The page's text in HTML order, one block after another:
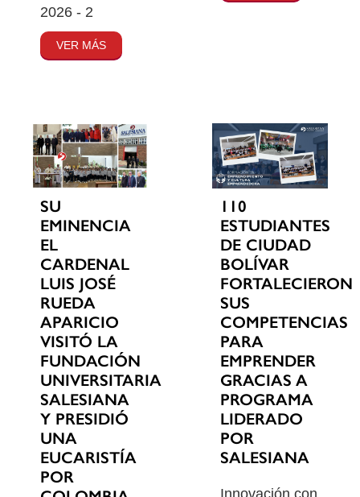
2026 - 2
VER MÁS
SU
EMINENCIA
EL
CARDENAL
LUIS JOSÉ
RUEDA
APARICIO
VISITÓ LA
FUNDACIÓN
UNIVERSITARIA
SALESIANA
Y PRESIDIÓ
UNA
EUCARISTÍA
POR
110
ESTUDIANTES
DE CIUDAD
BOLÍVAR
FORTALECIERON
SUS
COMPETENCIAS
PARA
EMPRENDER
GRACIAS A
PROGRAMA
LIDERADO
POR
SALESIANA